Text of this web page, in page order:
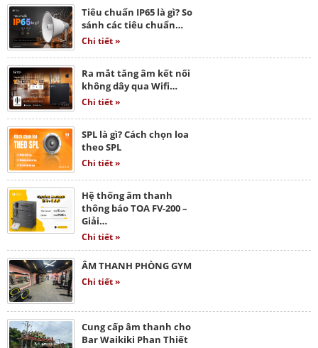
Tiêu chuẩn IP65 là gì? So
sánh các tiêu chuẩn…
Chi tiết »
Ra mắt tăng âm kết nối
không dây qua Wifi…
Chi tiết »
SPL là gì? Cách chọn loa
theo SPL
Chi tiết »
Hệ thống âm thanh
thông báo TOA FV-200 –
Giải…
Chi tiết »
ÂM THANH PHÒNG GYM
Chi tiết »
Cung cấp âm thanh cho
Bar Waikiki Phan Thiết